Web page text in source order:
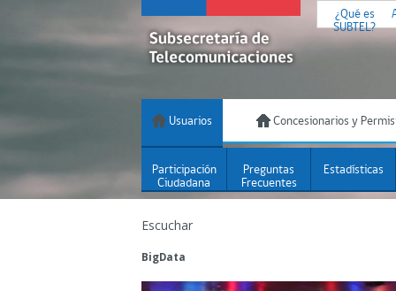
¿Qué es
SUBTEL?
Usuarios Concesionarios y
Participación
Ciudadana
Preguntas
Frecuentes
Estadísticas
Escuchar
BigData